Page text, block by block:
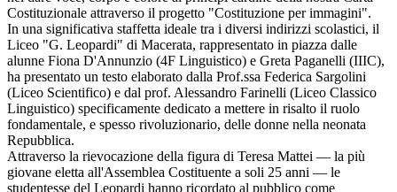
Costituzionale attraverso il progetto "Costituzione per immagini".
In una significativa staffetta ideale tra i diversi indirizzi scolastici, il
Liceo "G. Leopardi" di Macerata, rappresentato in piazza dalle
alunne Fiona D'Annunzio (4F Linguistico) e Greta Paganelli (IIIC),
ha presentato un testo elaborato dalla Prof.ssa Federica Sargolini
(Liceo Scientifico) e dal prof. Alessandro Farinelli (Liceo Classico
Linguistico) specificamente dedicato a mettere in risalto il ruolo
fondamentale, e spesso rivoluzionario, delle donne nella neonata
Repubblica.
Attraverso la rievocazione della figura di Teresa Mattei — la più
giovane eletta all'Assemblea Costituente a soli 25 anni — le
studentesse del Leopardi hanno ricordato al pubblico come